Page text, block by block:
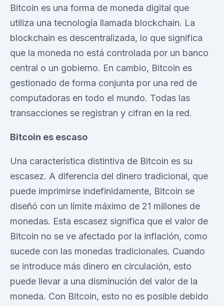
Bitcoin es una forma de moneda digital que
utiliza una tecnología llamada blockchain. La
blockchain es descentralizada, lo que significa
que la moneda no está controlada por un banco
central o un gobierno. En cambio, Bitcoin es
gestionado de forma conjunta por una red de
computadoras en todo el mundo. Todas las
transacciones se registran y cifran en la red.
Bitcoin es escaso
Una característica distintiva de Bitcoin es su
escasez. A diferencia del dinero tradicional, que
puede imprimirse indefinidamente, Bitcoin se
diseñó con un límite máximo de 21 millones de
monedas. Esta escasez significa que el valor de
Bitcoin no se ve afectado por la inflación, como
sucede con las monedas tradicionales. Cuando
se introduce más dinero en circulación, esto
puede llevar a una disminución del valor de la
moneda. Con Bitcoin, esto no es posible debido